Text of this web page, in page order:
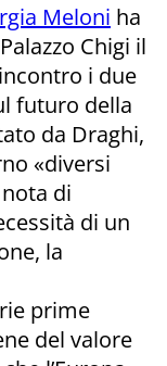
Meloni ha
Chigi il
i due
futuro della
da Draghi,
«diversi
di
di un
la
prime
del valore